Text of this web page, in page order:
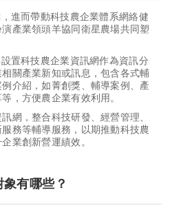
進而帶動科技農企業體系網絡健
產業領頭羊協同衛星農場共同塑
置科技農企業資訊網作為資訊分
關產業新知或訊息，包含各式輔
介紹，如菁創獎、輔導案例、產
，方便農企業有效利用。
網，整合科技研發、經營管理、
務等輔導服務，以期推動科技農
業創新營運績效。
有哪些？